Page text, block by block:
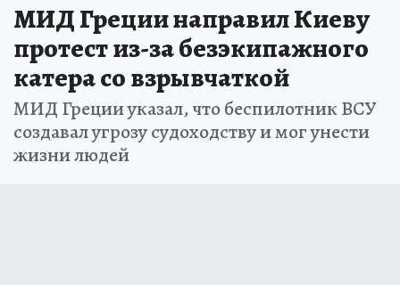
МИД Греции направил Киеву
протест из-за безэкипажного
катера со взрывчаткой
МИД Греции указал, что беспилотник ВСУ
создавал угрозу судоходству и мог унести
жизни людей